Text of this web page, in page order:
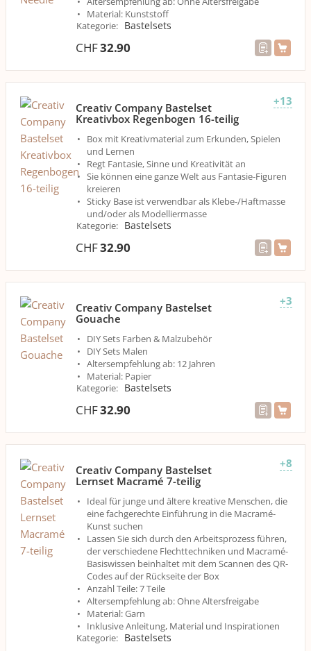
Material: Kunststoff
Kategorie: Bastelsets
CHF32.90
+13
Creativ Company Bastelset
Kreativbox Regenbogen 16-teilig
Box mit Kreativmaterial zum Erkunden, Spielen
und Lernen
Regt Fantasie, Sinne und Kreativität an
Sie können eine ganze Welt aus Fantasie-Figuren
kreieren
Sticky Base ist verwendbar als Klebe-/Haftmasse
und/oder als Modelliermasse
Kategorie: Bastelsets
CHF32.90
+3
Creativ Company Bastelset
Gouache
DIY Sets Farben & Malzubehör
DIY Sets Malen
Altersempfehlung ab: 12 Jahren
Material: Papier
Kategorie: Bastelsets
CHF32.90
+8
Creativ Company Bastelset
Lernset Macramé 7-teilig
Ideal für junge und ältere kreative Menschen, die
eine fachgerechte Einführung in die Macramé-
Kunst suchen
Lassen Sie sich durch den Arbeitsprozess führen,
der verschiedene Flechttechniken und Macramé-
Basiswissen beinhaltet mit dem Scannen des QR-
Codes auf der Rückseite der Box
Anzahl Teile: 7 Teile
Altersempfehlung ab: Ohne Altersfreigabe
Material: Garn
Inklusive Anleitung, Material und Inspirationen
Kategorie: Bastelsets